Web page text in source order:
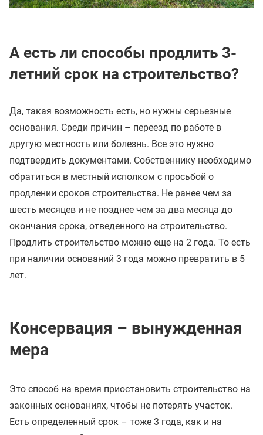
А есть ли способы продлить 3-
летний срок на строительство?
Да, такая возможность есть, но нужны серьезные
основания. Среди причин – переезд по работе в
другую местность или болезнь. Все это нужно
подтвердить документами. Собственнику необходимо
обратиться в местный исполком с просьбой о
продлении сроков строительства. Не ранее чем за
шесть месяцев и не позднее чем за два месяца до
окончания срока, отведенного на строительство.
Продлить строительство можно еще на 2 года. То есть
при наличии оснований 3 года можно превратить в 5
лет.
Консервация – вынужденная
мера
Это способ на время приостановить строительство на
законных основаниях, чтобы не потерять участок.
Есть определенный срок – тоже 3 года, как и на